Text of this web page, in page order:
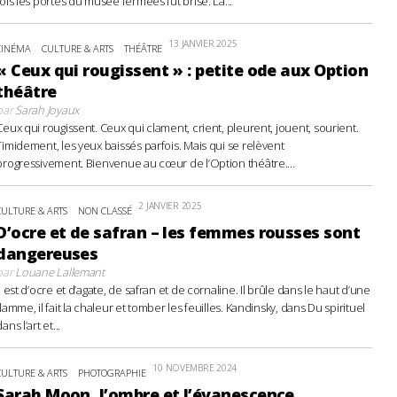
CULTURE & ARTS THÉÂTRE 13 JANVIER 2025
Ceux qui rougissent » : petite ode aux Option
Sarah Joyaux
qui rougissent. Ceux qui clament, crient, pleurent, jouent, sourient.
les yeux baissés parfois. Mais qui se relèvent
Bienvenue au cœur de l’Option théâtre....
& ARTS NON CLASSÉ 2 JANVIER 2025
et de safran – les femmes rousses sont
Louane Lallemant
est d’ocre et d’agate, de safran et de cornaline. Il brûle dans le haut d’une
il fait la chaleur et tomber les feuilles. Kandinsky, dans Du spirituel
l’art et...
& ARTS PHOTOGRAPHIE 10 NOVEMBRE 2024